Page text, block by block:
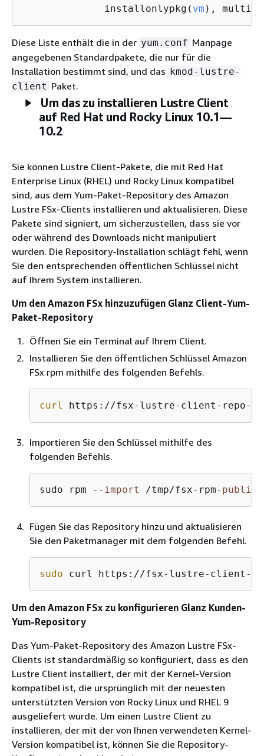
              installonlypkg(
vm ),
Diese Liste enthält die in der yum.conf Manpage
angegebenen Standardpakete, die nur für die
Installation bestimmt sind, und das kmod-lustre-
client Paket.
Um das zu installieren Lustre Client
auf Red Hat und Rocky Linux 10.1—
10.2
Sie können Lustre Client-Pakete, die mit Red Hat
Enterprise Linux (RHEL) und Rocky Linux kompatibel
sind, aus dem Yum-Paket-Repository des Amazon
Lustre FSx-Clients installieren und aktualisieren. Diese
Pakete sind signiert, um sicherzustellen, dass sie vor
oder während des Downloads nicht manipuliert
wurden. Die Repository-Installation schlägt fehl, wenn
Sie den entsprechenden öffentlichen Schlüssel nicht
auf Ihrem System installieren.
Um den Amazon FSx hinzuzufügen Glanz Client-Yum-
Paket-Repository
Öffnen Sie ein Terminal auf Ihrem Client.
Installieren Sie den öffentlichen Schlüssel Amazon
FSx rpm mithilfe des folgenden Befehls.
curl https://fsx-lustre-client-repo-
Importieren Sie den Schlüssel mithilfe des
folgenden Befehls.
sudo rpm -- import /tmp/fsx-rpm- public
Fügen Sie das Repository hinzu und aktualisieren
Sie den Paketmanager mit dem folgenden Befehl.
sudo curl https://fsx-lustre-client-
Um den Amazon FSx zu konfigurieren Glanz Kunden-
Yum-Repository
Das Yum-Paket-Repository des Amazon Lustre FSx-
Clients ist standardmäßig so konfiguriert, dass es den
Lustre Client installiert, der mit der Kernel-Version
kompatibel ist, die ursprünglich mit der neuesten
unterstützten Version von Rocky Linux und RHEL 9
ausgeliefert wurde. Um einen Lustre Client zu
installieren, der mit der von Ihnen verwendeten Kernel-
Version kompatibel ist, können Sie die Repository-